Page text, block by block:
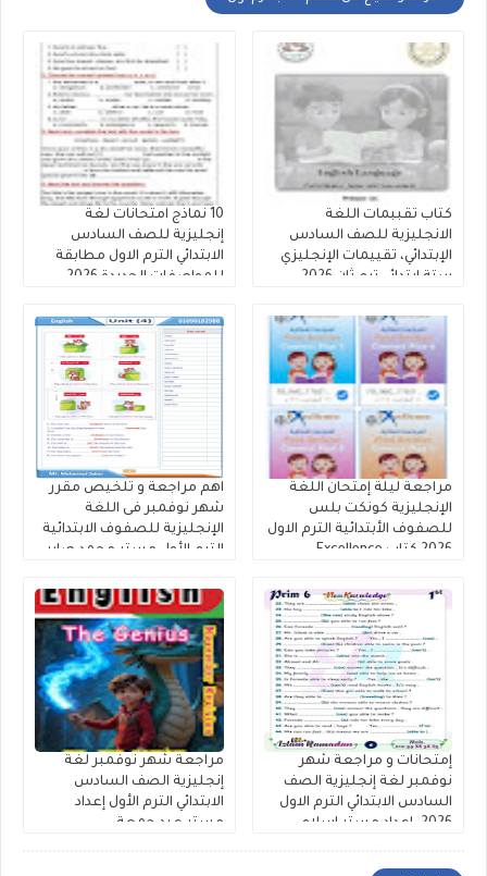
كتاب تقببمات اللغة
الانجليزية للصف السادس
الإبتدائي، تقييمات الإنجليزي
ستة ابتدائي ترم ثان 2026
10 نماذج امتحانات لغة
إنجليزية للصف السادس
الابتدائي الترم الاول مطابقة
للمواصفات الجديدة 2026
مراجعة ليلة إمتحان اللغة
الإنجليزية كونكت بلس
للصفوف الأبتدائية الترم الاول
2026 كتاب Excellence
اهم مراجعة و تلخيص مقرر
شهر نوفمبر فى اللغة
الإنجليزية للصفوف الابتدائية
الترم الأول مستر محمد صابر
إمتحانات و مراجعة شهر
نوفمبر لغة إنجليزية الصف
السادس الابتدائي الترم الاول
2026. اعداد مستر اسلام
مراجعة شهر نوفمبر لغة
إنجليزية الصف السادس
الابتدائي الترم الأول إعداد
مستر عيد جمعة